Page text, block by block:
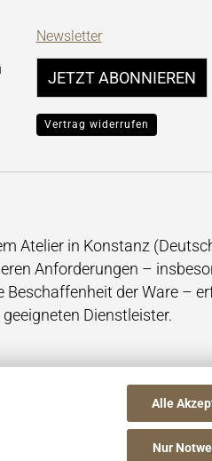
Alle
Nur
Newsletter
JETZT ABONNIEREN
Vertrag widerrufen
Atelier in Konstanz
Anforderungen –
Beschaffenheit der Ware –
Dienstleister.